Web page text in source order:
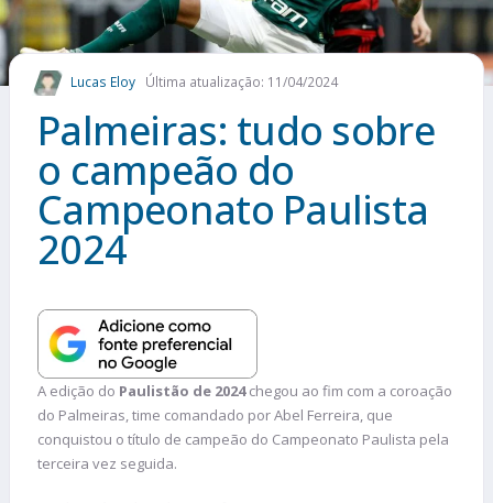
COMO APOSTAR
MAIS ESPORTES
Lucas Eloy Última atualização: 11/04/2024
Palmeiras: tudo sobre
o campeão do
Campeonato Paulista
2024
A edição do Paulistão de 2024chegou ao fim com a coroação
do Palmeiras, time comandado por Abel Ferreira, que
conquistou o título de campeão do Campeonato Paulista pela
terceira vez seguida.